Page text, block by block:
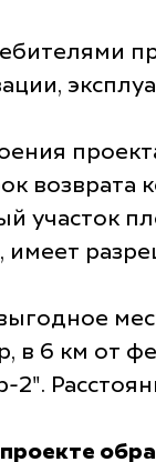
возврата
участок
имеет
в 6 км от